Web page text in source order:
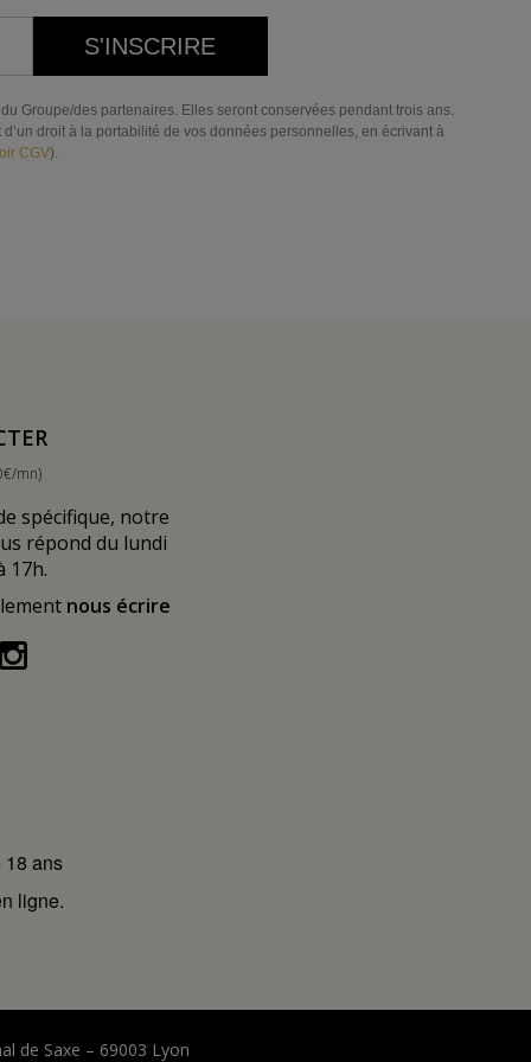
S'INSCRIRE
Groupe/des partenaires. Elles seront conservées pendant trois ans.
droit à la portabilité de vos données personnelles, en écrivant à
CGV).
mn)
spécifique, notre
répond du lundi
17h.
nous écrire
ans
ligne.
de Saxe – 69003 Lyon